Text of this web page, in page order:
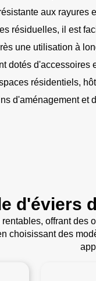
aux rayures
résiduelles, il est
une utilisation à
dotés d'accessoires
résidentiels,
d'aménagement et
d'éviers
offrant
choisissant des